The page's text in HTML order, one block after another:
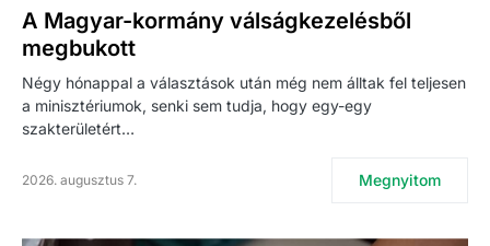
A Magyar-kormány válságkezelésből
megbukott
Négy hónappal a választások után még nem álltak fel teljesen
a minisztériumok, senki sem tudja, hogy egy-egy
szakterületért…
2026. augusztus 7. Megnyitom